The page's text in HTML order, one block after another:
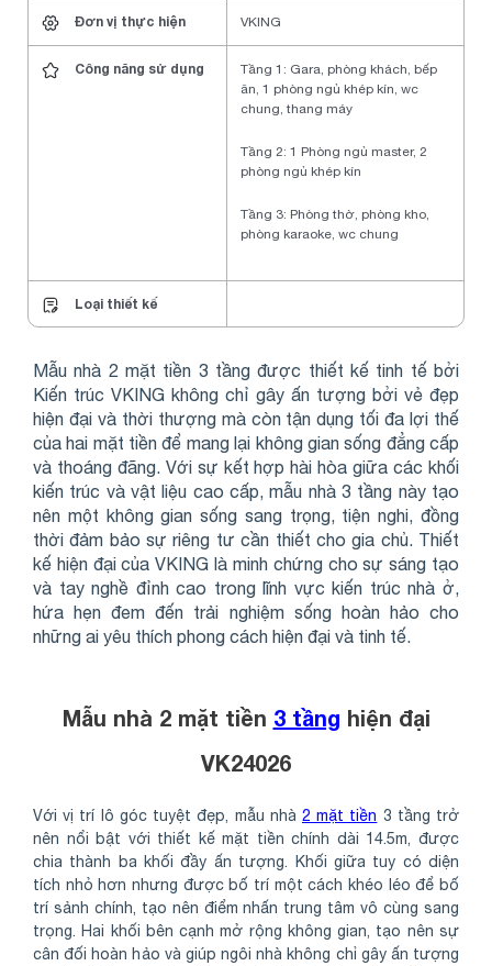
Đơn vị thực hiện VKING
Công năng sử dụng
Tầng 1: Gara, phòng khách, bếp
ăn, 1 phòng ngủ khép kín, wc
chung, thang máy
Tầng 2: 1 Phòng ngủ master, 2
phòng ngủ khép kín
Tầng 3: Phòng thờ, phòng kho,
phòng karaoke, wc chung
Loại thiết kế
Mẫu nhà 2 mặt tiền 3 tầng được thiết kế tinh tế bởi
Kiến trúc VKING không chỉ gây ấn tượng bởi vẻ đẹp
hiện đại và thời thượng mà còn tận dụng tối đa lợi thế
của hai mặt tiền để mang lại không gian sống đẳng cấp
và thoáng đãng. Với sự kết hợp hài hòa giữa các khối
kiến trúc và vật liệu cao cấp, mẫu nhà 3 tầng này tạo
nên một không gian sống sang trọng, tiện nghi, đồng
thời đảm bảo sự riêng tư cần thiết cho gia chủ. Thiết
kế hiện đại của VKING là minh chứng cho sự sáng tạo
và tay nghề đỉnh cao trong lĩnh vực kiến trúc nhà ở,
hứa hẹn đem đến trải nghiệm sống hoàn hảo cho
những ai yêu thích phong cách hiện đại và tinh tế.
Mẫu nhà 2 mặt tiền 3 tầng hiện đại
VK24026
Với vị trí lô góc tuyệt đẹp, mẫu nhà 2 mặt tiền 3 tầng trở
nên nổi bật với thiết kế mặt tiền chính dài 14.5m, được
chia thành ba khối đầy ấn tượng. Khối giữa tuy có diện
tích nhỏ hơn nhưng được bố trí một cách khéo léo để bố
trí sảnh chính, tạo nên điểm nhấn trung tâm vô cùng sang
trọng. Hai khối bên cạnh mở rộng không gian, tạo nên sự
cân đối hoàn hảo và giúp ngôi nhà không chỉ gây ấn tượng